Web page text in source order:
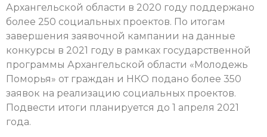
Архангельской области в 2020 году поддержано
более 250 социальных проектов. По итогам
завершения заявочной кампании на данные
конкурсы в 2021 году в рамках государственной
программы Архангельской области «Молодежь
Поморья» от граждан и НКО подано более 350
заявок на реализацию социальных проектов.
Подвести итоги планируется до 1 апреля 2021
года.